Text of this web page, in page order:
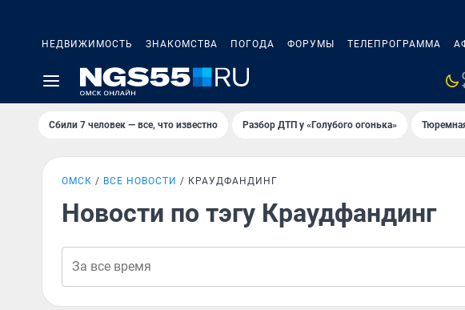
НЕДВИЖИМОСТЬ ЗНАКОМСТВА ПОГОДА ФОРУМЫ ТЕЛЕПРОГРАММА
Сбили 7 человек — все, что известно Разбор ДТП у «Голубого огонька»
ОМСК ВСЕ НОВОСТИ КРАУДФАНДИНГ
Новости по тэгу Краудфандинг